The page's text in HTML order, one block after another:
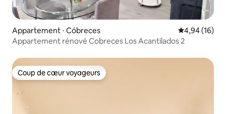
Appartement ⋅ Cóbreces Évaluation
4,94 (16)
Appartement rénové Cobreces Los Acantilados 2
Coup de cœur voyageurs
Coup de cœur voyageurs